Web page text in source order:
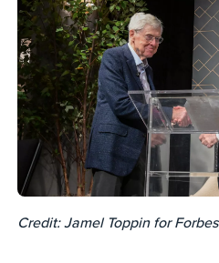
Credit: Jamel Toppin for Forbes